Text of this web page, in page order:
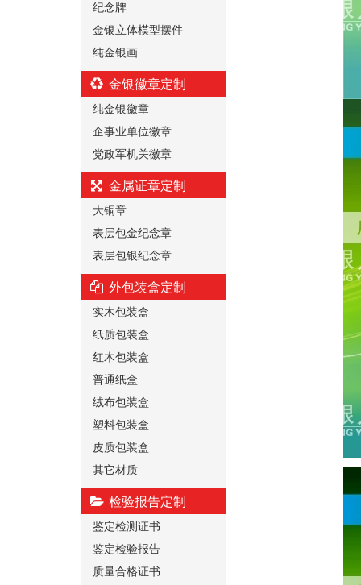
纪念牌
金银立体模型摆件
纯金银画
金银徽章定制
纯金银徽章
企事业单位徽章
党政军机关徽章
金属证章定制
大铜章
表层包金纪念章
表层包银纪念章
外包装盒定制
实木包装盒
纸质包装盒
红木包装盒
普通纸盒
绒布包装盒
塑料包装盒
皮质包装盒
其它材质
检验报告定制
鉴定检测证书
鉴定检验报告
质量合格证书